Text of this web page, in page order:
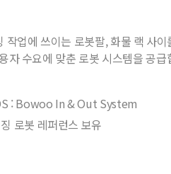
작업에 쓰이는 로봇팔, 화물 랙 사
자 수요에 맞춘 로봇 시스템을 공급
: Bowoo In & Out System
로봇 레퍼런스 보유